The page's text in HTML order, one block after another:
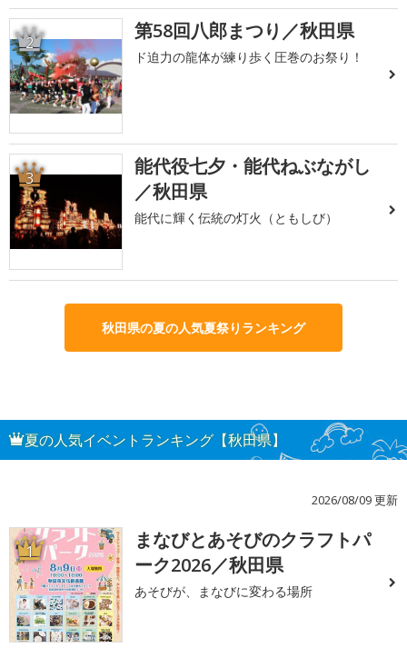
2 第58回八郎まつり／秋田県
ド迫力の龍体が練り歩く圧巻のお祭り！
3
能代役七夕・能代ねぶながし
／秋田県
能代に輝く伝統の灯火（ともしび）
秋田県の夏の人気夏祭りランキング
夏の人気イベントランキング【秋田県】
2026/08/09 更新
1
まなびとあそびのクラフトパ
ーク2026／秋田県
あそびが、まなびに変わる場所